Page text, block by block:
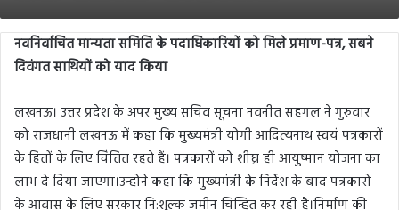
नवनिर्वाचित मान्यता समिति के पदाधिकारियों को मिले प्रमाण-पत्र,सबने
दिवंगत साथियों को याद किया
लखनऊ। उत्तर प्रदेश के अपर मुख्य सचिव सूचना नवनीत सहगल ने गुरुवार
को राजधानी लखनऊ में कहा कि मुख्यमंत्री योगी आदित्यनाथ स्वयं पत्रकारों
के हितों के लिए चिंतित रहते हैं। पत्रकारों को शीघ्र ही आयुष्मान योजना का
लाभ दे दिया जाएगा।उन्होने कहा कि मुख्यमंत्री के निर्देश के बाद पत्रकारो
के आवास के लिए सरकार नि:शुल्क जमीन चिन्हित कर रही है।निर्माण की